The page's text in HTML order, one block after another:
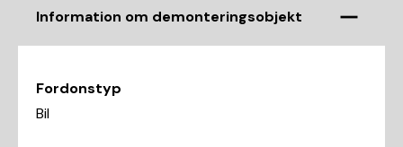
Information om demonteringsobjekt
Fordonstyp
Bil